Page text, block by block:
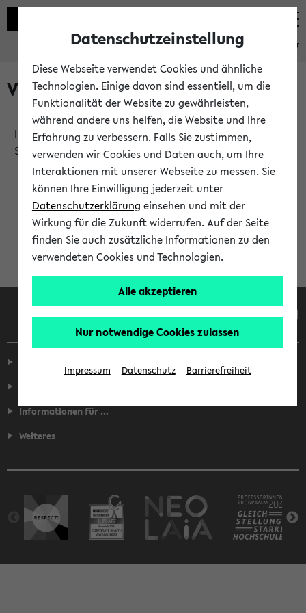
eKVV
Verlauf
Ihr Verlauf ist leer. Er wird sich im Verlauf Ihrer eKVV
Sitzung füllen.
Informationen für ...
Weiteres
Datenschutzeinstellung
Diese Webseite verwendet Cookies und ähnliche
Technologien. Einige davon sind essentiell, um die
Funktionalität der Website zu gewährleisten,
während andere uns helfen, die Website und Ihre
Erfahrung zu verbessern. Falls Sie zustimmen,
verwenden wir Cookies und Daten auch, um Ihre
Interaktionen mit unserer Webseite zu messen. Sie
können Ihre Einwilligung jederzeit unter
Datenschutzerklärung einsehen und mit der
Wirkung für die Zukunft widerrufen. Auf der Seite
finden Sie auch zusätzliche Informationen zu den
verwendeten Cookies und Technologien.
Alle akzeptieren
Nur notwendige Cookies zulassen
Impressum Datenschutz Barrierefreiheit